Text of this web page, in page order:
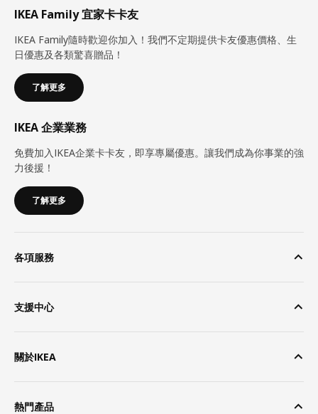
IKEA Family 宜家卡卡友
IKEA Family隨時歡迎你加入！我們不定期提供卡友優惠價格、生
日優惠及各類驚喜贈品！
了解更多
IKEA 企業業務
免費加入IKEA企業卡卡友，即享專屬優惠。讓我們成為你事業的強
力後援！
了解更多
各項服務
支援中心
關於IKEA
熱門產品